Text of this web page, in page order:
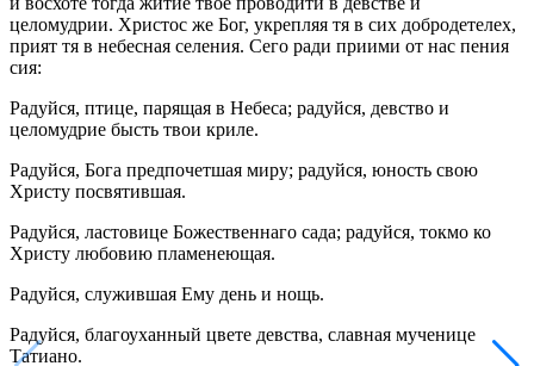
целомудрии. Христос же Бог, укрепляя тя в сих добродетелех,
прият тя в небесная селения. Сего ради приими от нас пения
сия:
Радуйся, птице, парящая в Небеса; радуйся, девство и
целомудрие бысть твои криле.
Радуйся, Бога предпочетшая миру; радуйся, юность свою
Христу посвятившая.
Радуйся, ластовице Божественнаго сада; радуйся, токмо ко
Христу любовию пламенеющая.
Радуйся, служившая Ему день и нощь.
Радуйся, благоуханный цвете девства, славная мученице
Татиано.